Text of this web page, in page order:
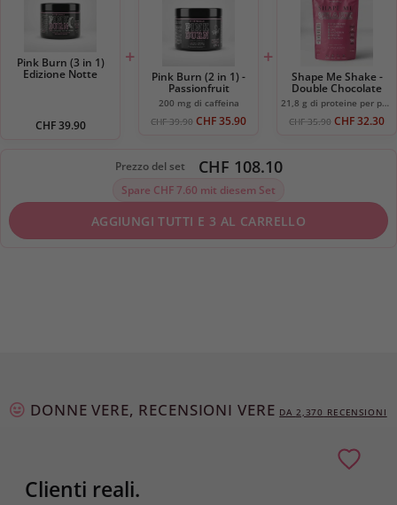
Pink Burn (3 in 1)
Edizione Notte
CHF39.90
+
Pink Burn (2 in 1) -
Passionfruit
200 mg di caffeina
CHF39.90 CHF35.90
+
Shape Me Shake -
Double Chocolate
21,8 g di proteine per porzione
CHF35.90 CHF32.30
Prezzo del set CHF 108.10
Spare CHF 7.60 mit diesem Set
AGGIUNGI TUTTI E 3 AL CARRELLO
DONNE VERE, RECENSIONI VERE DA 2,373 RECENSIONI
Clienti reali.